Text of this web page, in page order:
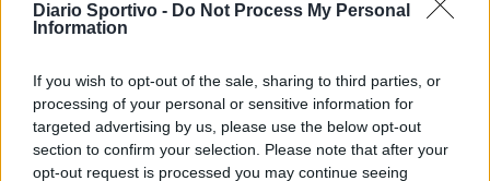
Diario Sportivo - Do Not Process My Personal
Information
If you wish to opt-out of the sale, sharing to third parties, or
processing of your personal or sensitive information for
targeted advertising by us, please use the below opt-out
section to confirm your selection. Please note that after your
opt-out request is processed you may continue seeing
Carlucci, Bevilacqua, Solinas, Souare e Galic
7 Ago 2026
Il Monastir riparte dai pilastri Masia, Pinna e